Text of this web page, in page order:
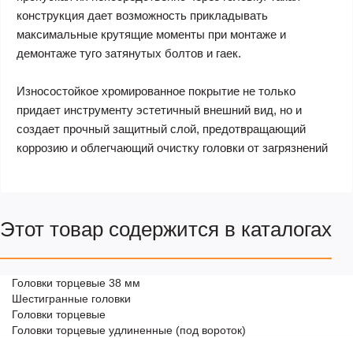
конструкция дает возможность прикладывать
максимальные крутящие моменты при монтаже и
демонтаже туго затянутых болтов и гаек.
Износостойкое хромированное покрытие не только
придает инструменту эстетичный внешний вид, но и
создает прочный защитный слой, предотвращающий
коррозию и облегчающий очистку головки от загрязнений
Этот товар содержится в каталогах
Головки торцевые 38 мм
Шестигранные головки
Головки торцевые
Головки торцевые удлиненные (под вороток)